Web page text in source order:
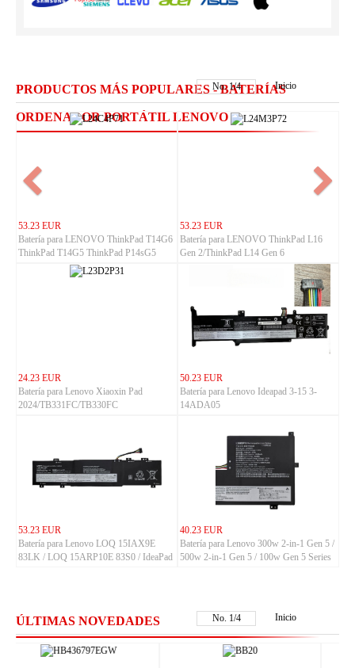
PRODUCTOS MÁS POPULARES - BATERÍAS
ORDENADOR PORTÁTIL LENOVO
No.1/4 Inicio
53.23 EUR
Batería para LENOVO ThinkPad T14G6
ThinkPad T14G5 ThinkPad P14sG5
ThinkPad P14sG6
53.23 EUR
Batería para LENOVO ThinkPad L16
Gen 2/ThinkPad L14 Gen 6
24.23 EUR
Batería para Lenovo Xiaoxin Pad
2024/TB331FC/TB330FC
50.23 EUR
Batería para Lenovo Ideapad 3-15 3-
14ADA05
53.23 EUR
Batería para Lenovo LOQ 15IAX9E
83LK / LOQ 15ARP10E 83S0 / IdeaPad
40.23 EUR
Batería para Lenovo 300w 2-in-1 Gen 5 /
500w 2-in-1 Gen 5 / 100w Gen 5 Series
ÚLTIMAS NOVEDADES No. 1/4 Inicio